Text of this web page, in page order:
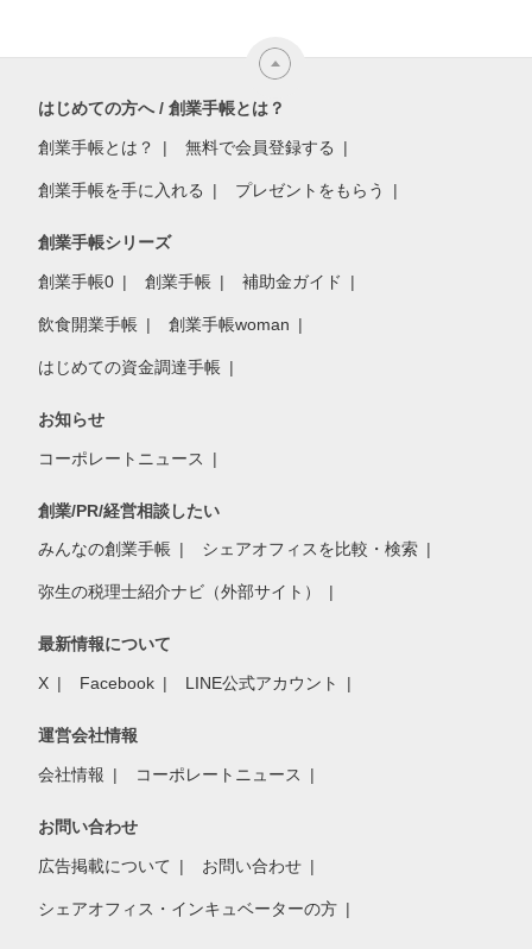
はじめての方へ / 創業手帳とは？
創業手帳とは？ 無料で会員登録する
創業手帳を手に入れる プレゼントをもらう
創業手帳シリーズ
創業手帳0 創業手帳 補助金ガイド
飲食開業手帳 創業手帳woman
はじめての資金調達手帳
お知らせ
コーポレートニュース
創業/PR/経営相談したい
みんなの創業手帳 シェアオフィスを比較・検索
弥生の税理士紹介ナビ（外部サイト）
最新情報について
X Facebook LINE公式アカウント
運営会社情報
会社情報 コーポレートニュース
お問い合わせ
広告掲載について お問い合わせ
シェアオフィス・インキュベーターの方